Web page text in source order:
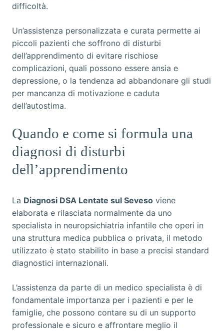
difficoltà.
Un’assistenza personalizzata e curata permette ai
piccoli pazienti che soffrono di disturbi
dell’apprendimento di evitare rischiose
complicazioni, quali possono essere ansia e
depressione, o la tendenza ad abbandonare gli studi
per mancanza di motivazione e caduta
dell’autostima.
Quando e come si formula una
diagnosi di disturbi
dell’apprendimento
La Diagnosi DSA Lentate sul Seveso viene
elaborata e rilasciata normalmente da uno
specialista in neuropsichiatria infantile che operi in
una struttura medica pubblica o privata, il metodo
utilizzato è stato stabilito in base a precisi standard
diagnostici internazionali.
L’assistenza da parte di un medico specialista è di
fondamentale importanza per i pazienti e per le
famiglie, che possono contare su di un supporto
professionale e sicuro e affrontare meglio il